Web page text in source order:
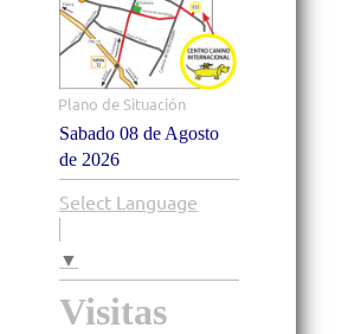
Plano de Situación
Sabado 08 de Agosto
de 2026
Select Language
▼
Visitas